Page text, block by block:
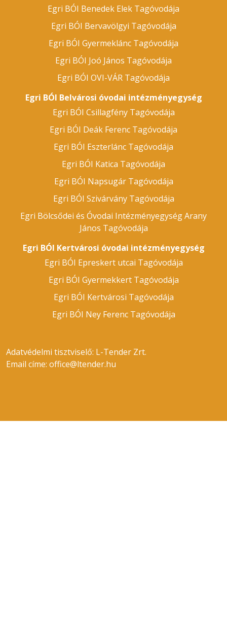
Egri BÓI Benedek Elek Tagóvodája
Egri BÓI Bervavölgyi Tagóvodája
Egri BÓI Gyermeklánc Tagóvodája
Egri BÓI Joó János Tagóvodája
Egri BÓI OVI-VÁR Tagóvodája
Egri BÓI Belvárosi óvodai intézményegység
Egri BÓI Csillagfény Tagóvodája
Egri BÓI Deák Ferenc Tagóvodája
Egri BÓI Eszterlánc Tagóvodája
Egri BÓI Katica Tagóvodája
Egri BÓI Napsugár Tagóvodája
Egri BÓI Szivárvány Tagóvodája
Egri Bölcsődei és Óvodai Intézményegység Arany
János Tagóvodája
Egri BÓI Kertvárosi óvodai intézményegység
Egri BÓI Epreskert utcai Tagóvodája
Egri BÓI Gyermekkert Tagóvodája
Egri BÓI Kertvárosi Tagóvodája
Egri BÓI Ney Ferenc Tagóvodája
Adatvédelmi tisztviselő: L-Tender Zrt.
Email címe: office@ltender.hu